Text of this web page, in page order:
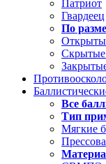
Патриот
Гвардеец
По
Все
Тип
Мягкие